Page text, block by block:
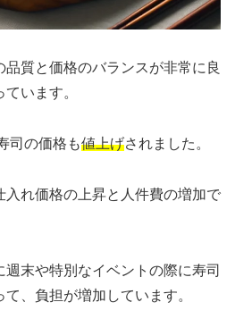
品質と価格のバランスが非常に良
います。
司の価格も値上げされました。
入れ価格の上昇と人件費の増加で
末や特別なイベントの際に寿司
、負担が増加しています。